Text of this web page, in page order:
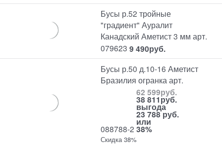
Бусы р.52 тройные
"градиент" Ауралит
Канадский Аметист 3 мм арт.
079623 9 490руб.
Бусы р.50 д.10-16 Аметист
Бразилия огранка арт.
088788-2
62 599руб.
38 811руб.
выгода
23 788 руб.
или
38%
Скидка 38%